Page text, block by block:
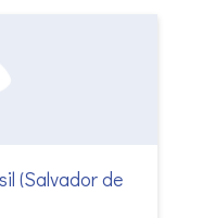
(Salvador de